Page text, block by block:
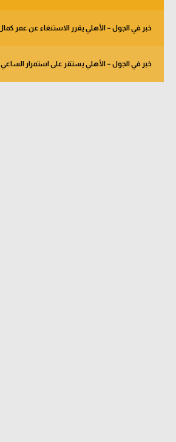
خبر في الجول – الأهلي يقرر الاستنغاء عن عمر
خبر في الجول – الأهلي يستقر على استمرار